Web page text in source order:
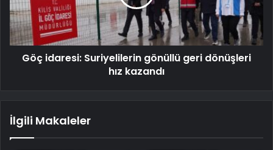
Göç idaresi: Suriyelilerin gönüllü geri dönüşleri
hız kazandı
İlgili Makaleler